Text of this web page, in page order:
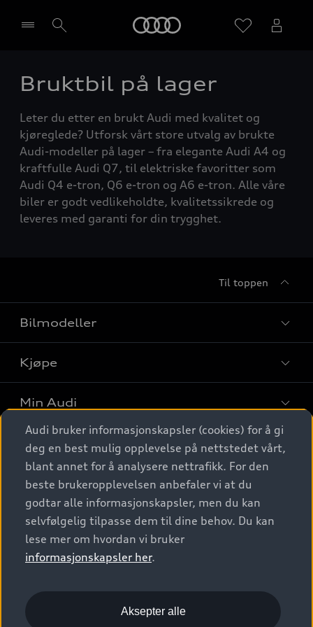
Velg forhandler
Bruktbil på lager
Leter du etter en brukt Audi med kvalitet og
kjøreglede? Utforsk vårt store utvalg av brukte
Audi-modeller på lager – fra elegante Audi A4 og
kraftfulle Audi Q7, til elektriske favoritter som
Audi Q4 e-tron, Q6 e-tron og A6 e-tron. Alle våre
biler er godt vedlikeholdte, kvalitetssikrede og
leveres med garanti for din trygghet.
Til toppen
Bilmodeller
Finn din Audi
Sammenlign bilmodeller
Elbiler
SUV
Stasjonsvogn
Sportback
S/RS
Konseptbiler og prototyper
Kjøpe
Kjøpshjelp
Biler på lager
Finn forhandler
Bestill prøvekjøring
Kontakt forhandler
Bilgarantier
Min Audi
Behold nybilfølelsen
Audi Originalt tilbehør
Verkstedtjenester
Digitale tjenester
Audi digitale tjenester
Audi connect
Functions on demand
Kom i gang med myAudi
Audi Norge
Kundeservice
Audi Driving Experience
© 2026 AUDI NORGE. All Rights Reserved.
Imprint
Audi bruker informasjonskapsler (cookies) for å gi
deg en best mulig opplevelse på nettstedet vårt,
blant annet for å analysere nettrafikk. For den
beste brukeropplevelsen anbefaler vi at du
godtar alle informasjonskapsler, men du kan
selvfølgelig tilpasse dem til dine behov. Du kan
lese mer om hvordan vi bruker
informasjonskapsler her.
Aksepter alle